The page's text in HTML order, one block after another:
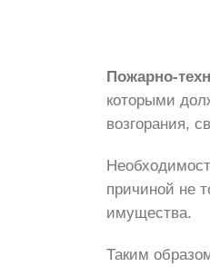
Пожарно-
которыми
возгорания,
причиной не
имущества.
Таким